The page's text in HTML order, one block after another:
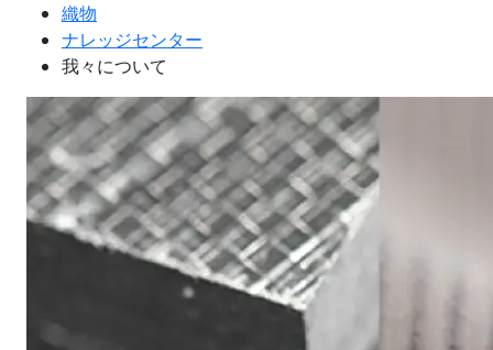
織物
ナレッジセンター
我々について